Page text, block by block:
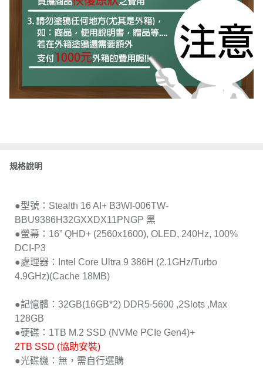
規格說明
●型號：Stealth 16 AI+ B3WI-006TW-
BBU9386H32GXXDX11PNGP 黑
●螢幕：16” QHD+ (2560x1600), OLED, 240Hz, 100%
DCI-P3
●處理器：Intel Core Ultra 9 386H (2.1GHz/Turbo
4.9GHz)(Cache 18MB)
●記憶體：32GB(16GB*2) DDR5-5600 ,2Slots ,Max
128GB
●硬碟：1TB M.2 SSD (NVMe PCIe Gen4)+
2TB SSD (協助安裝)
●光碟機：無，需自行選購